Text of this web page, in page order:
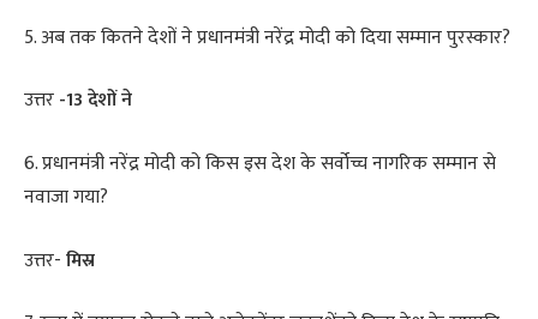
5. अब तक कितने देशों ने प्रधानमंत्री नरेंद्र मोदी को दिया सम्मान पुरस्कार?
उत्तर-13 देशों ने
6. प्रधानमंत्री नरेंद्र मोदी को किस इस देश के सर्वोच्च नागरिक सम्मान से
नवाजा गया?
उत्तर-मिस्र